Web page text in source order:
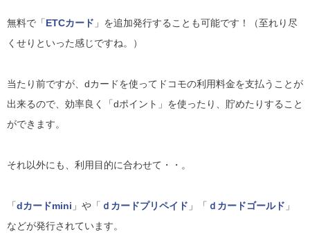
無料で「ETCカード 」を追加発行することも可能です！（至れり尽
くせりといった感じですね。）
当たり前ですが、dカードを使ってドコモの利用料金を支払うことが
出来るので、効率良く「dポイント」を使ったり、貯めたりすること
ができます。
それ以外にも、利用目的に合わせて・・。
「dカードmini 」や「 ｄカードプリペイド 」「 ｄカードゴールド 」
などが発行されています。